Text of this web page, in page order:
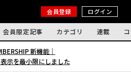
会員登録 ログイン
会員限定記事 カテゴリ 連載
新機能｜
示を最小限にしました